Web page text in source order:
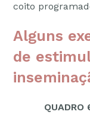
coito
Alguns
de
QUADRO